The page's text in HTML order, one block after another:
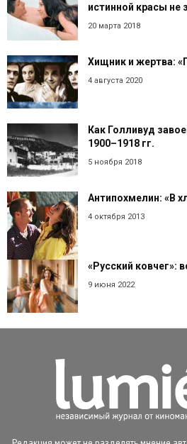
истинной красы не
20 марта 2018
Хищник и жертва:
4 августа 2020
Как Голливуд
1900–1918 гг.
5 ноября 2018
Антипохмелин: «В
4 октября 2013
«Русский ковчег»:
9 июня 2022